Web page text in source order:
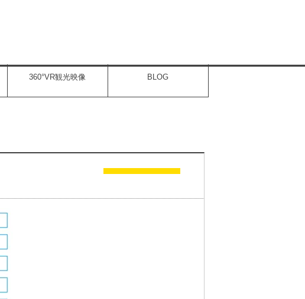
360°VR観光映像 BLOG